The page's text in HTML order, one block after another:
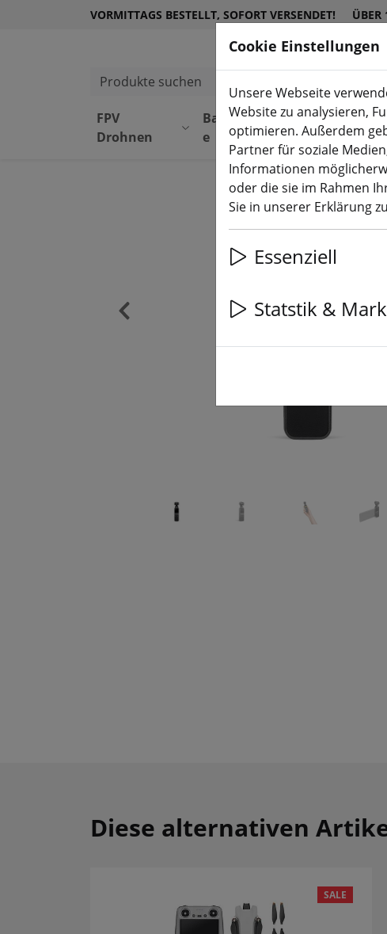
VORMITTAGS BESTELLT, SOFORT VERSENDET! ÜBER
Produkte suchen
FPV
Drohnen
Bauteil
e
Equipmen
t
‹
Diese alternativen
SALE
Cookie Einstellungen
Unsere Webseite
Website zu analysieren,
optimieren. Außerdem
Partner für soziale
Informationen
oder die sie im Rahmen
Sie in unserer Erklärung
Essenziell
Statstik &